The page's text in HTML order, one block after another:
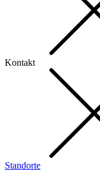
Kontakt
Standorte